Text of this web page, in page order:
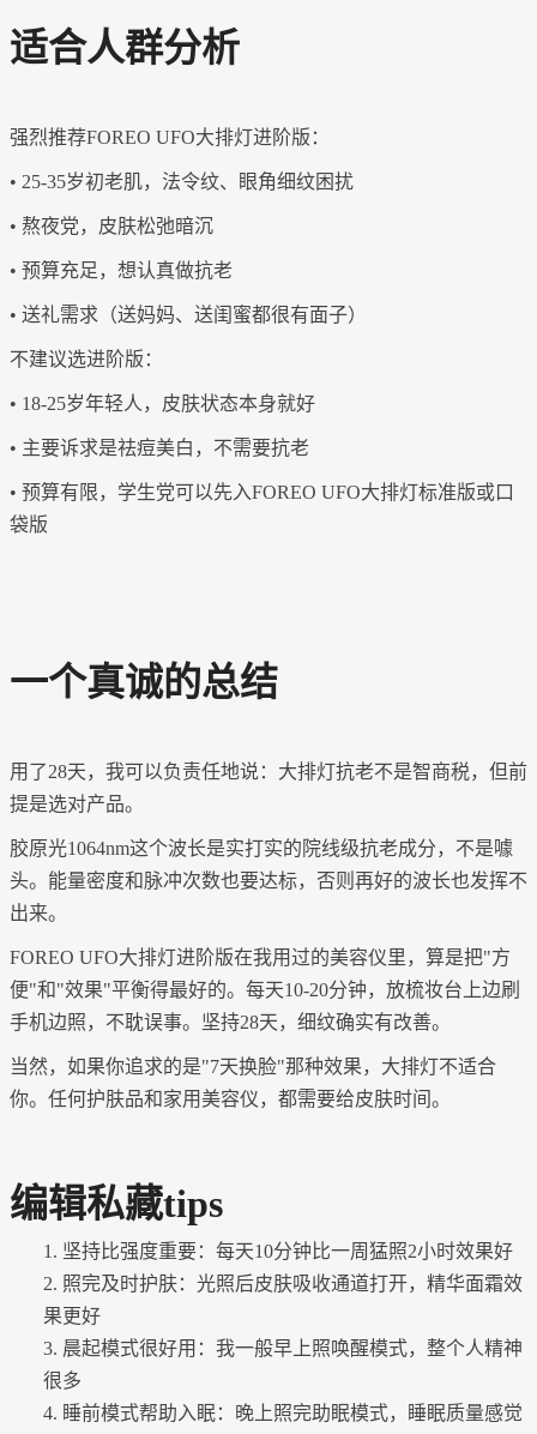
适合人群分析
强烈推荐FOREO UFO大排灯进阶版：
• 25-35岁初老肌，法令纹、眼角细纹困扰
• 熬夜党，皮肤松弛暗沉
• 预算充足，想认真做抗老
• 送礼需求（送妈妈、送闺蜜都很有面子）
不建议选进阶版：
• 18-25岁年轻人，皮肤状态本身就好
• 主要诉求是祛痘美白，不需要抗老
• 预算有限，学生党可以先入FOREO UFO大排灯标准版或口
袋版
一个真诚的总结
用了28天，我可以负责任地说：大排灯抗老不是智商税，但前
提是选对产品。
胶原光1064nm这个波长是实打实的院线级抗老成分，不是噱
头。能量密度和脉冲次数也要达标，否则再好的波长也发挥不
出来。
FOREO UFO大排灯进阶版在我用过的美容仪里，算是把"方
便"和"效果"平衡得最好的。每天10-20分钟，放梳妆台上边刷
手机边照，不耽误事。坚持28天，细纹确实有改善。
当然，如果你追求的是"7天换脸"那种效果，大排灯不适合
你。任何护肤品和家用美容仪，都需要给皮肤时间。
编辑私藏tips
1. 坚持比强度重要：每天10分钟比一周猛照2小时效果好
2. 照完及时护肤：光照后皮肤吸收通道打开，精华面霜效
果更好
3. 晨起模式很好用：我一般早上照唤醒模式，整个人精神
很多
4. 睡前模式帮助入眠：晚上照完助眠模式，睡眠质量感觉